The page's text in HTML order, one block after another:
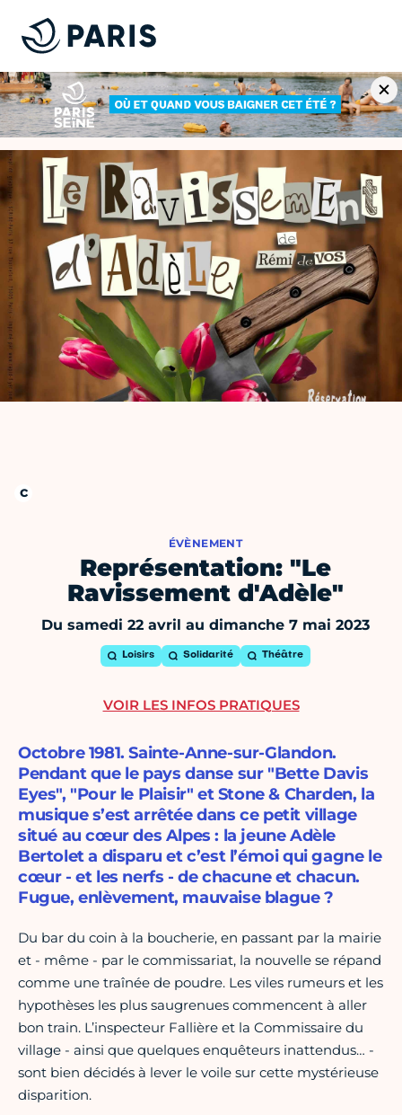
ÉVÈNEMENT
Représentation: "Le
Ravissement d'Adèle"
Du samedi 22 avril au dimanche 7 mai 2023
Loisirs Solidarité Théâtre
Octobre 1981. Sainte-Anne-sur-Glandon.
Pendant que le pays danse sur "Bette Davis
Eyes", "Pour le Plaisir" et Stone & Charden, la
musique s’est arrêtée dans ce petit village
situé au cœur des Alpes : la jeune Adèle
Bertolet a disparu et c’est l’émoi qui gagne le
cœur - et les nerfs - de chacune et chacun.
Fugue, enlèvement, mauvaise blague ?
Du bar du coin à la boucherie, en passant par la mairie
et - même - par le commissariat, la nouvelle se répand
comme une traînée de poudre. Les viles rumeurs et les
hypothèses les plus saugrenues commencent à aller
bon train. L’inspecteur Fallière et la Commissaire du
village - ainsi que quelques enquêteurs inattendus… -
sont bien décidés à lever le voile sur cette mystérieuse
disparition.
VOIR LES INFOS PRATIQUES